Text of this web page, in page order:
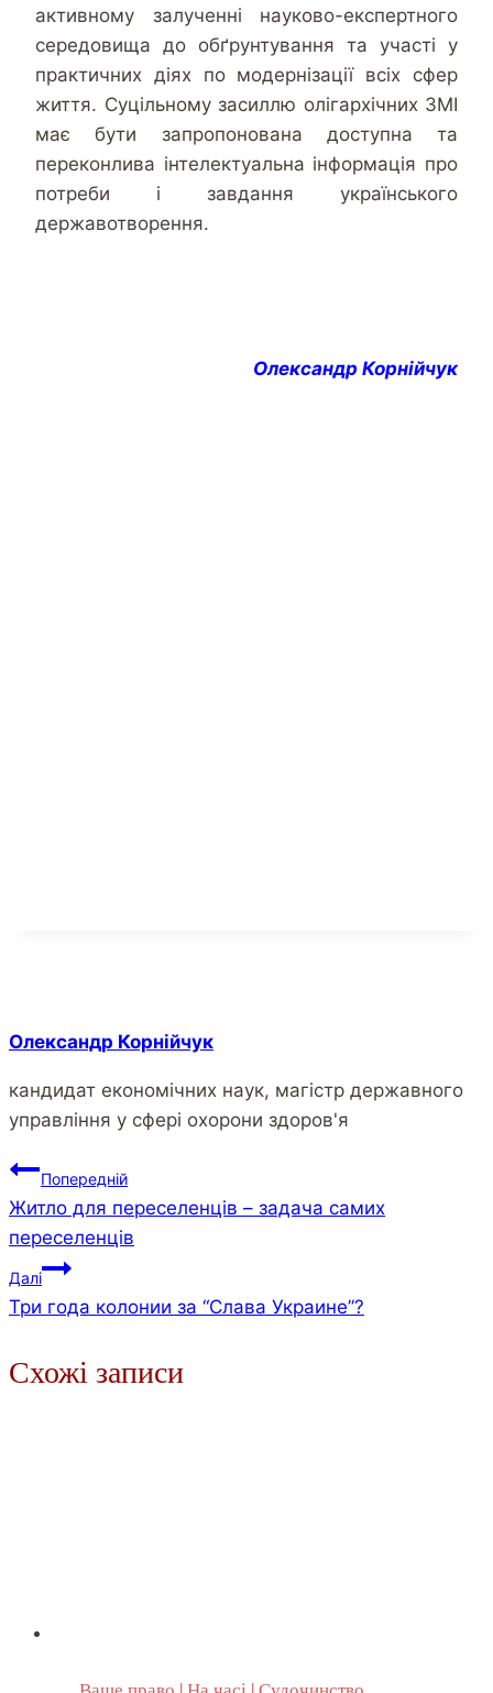
активному залученні науково-експертного
середовища до обґрунтування та участі у
практичних діях по модернізації всіх сфер
життя. Суцільному засиллю олігархічних ЗМІ
має бути запропонована доступна та
переконлива інтелектуальна інформація про
потреби і завдання українського
державотворення.
Олександр Корнійчук
Олександр Корнійчук
кандидат економічних наук, магістр державного
управління у сфері охорони здоров'я
Навігація
записів
Попередній
Житло для переселенців – задача самих
переселенців
Далі
Три года колонии за “Слава Украине”?
Схожі записи